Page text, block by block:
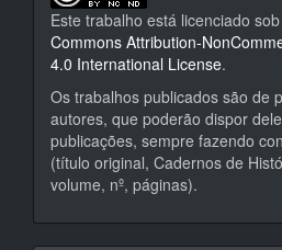
Este trabalho está licenciado
Commons Attribution-
4.0 International License.
Os trabalhos publicados são de
autores, que poderão dispor
publicações, sempre fazendo
(título original, Cadernos de
volume, nº, páginas).